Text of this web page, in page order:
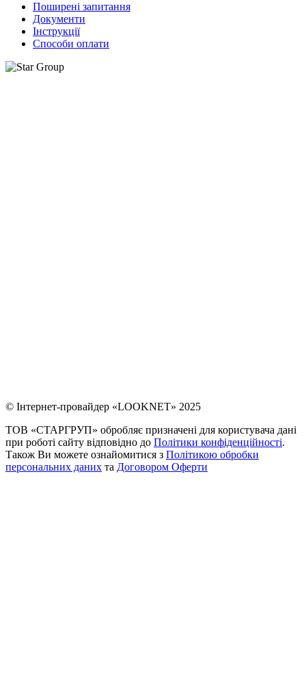
Поширені запитання
Документи
Інструкції
Способи оплати
© Інтернет-провайдер «LOOKNET» 2025
ТОВ «СТАРГРУП» обробляє призначені для користувача дані
при роботі сайту відповідно до Політики конфіденційності.
Також Ви можете ознайомитися з Політикою обробки
персональних даних та Договором Оферти